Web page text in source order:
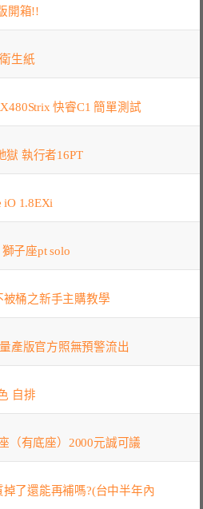
開箱!!
生紙
快睿C1 簡單測試
獄 執行者16PT
iO 1.8EXi
子座pt solo
桶之新手主購教學
產版官方照無預警流出
自排
（有底座）2000元誠可議
了還能再補嗎?(台中半年內